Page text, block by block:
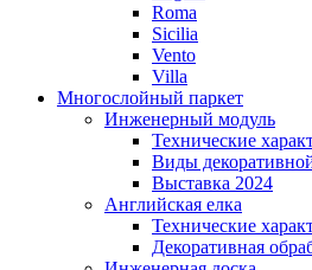
Roma
Sicilia
Vento
Villa
Многослойный паркет
Инженерный модуль
Технические
Виды
Выставка 2024
Английская елка
Технические
Декоративная